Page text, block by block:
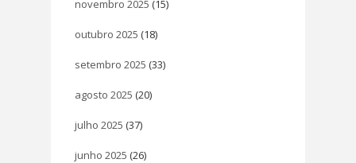
novembro 2025 (15)
outubro 2025 (18)
setembro 2025 (33)
agosto 2025 (20)
julho 2025 (37)
junho 2025 (26)